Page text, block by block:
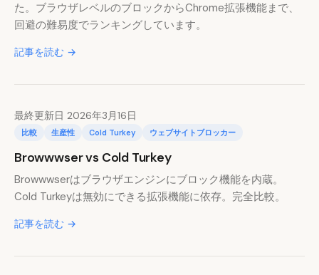
た。ブラウザレベルのブロックからChrome拡張機能まで、
回避の難易度でランキングしています。
記事を読む →
最終更新日 2026年3月16日
比較 生産性 Cold Turkey ウェブサイトブロッカー
Browwwser vs Cold Turkey
Browwwserはブラウザエンジンにブロック機能を内蔵。
Cold Turkeyは無効にできる拡張機能に依存。完全比較。
記事を読む →